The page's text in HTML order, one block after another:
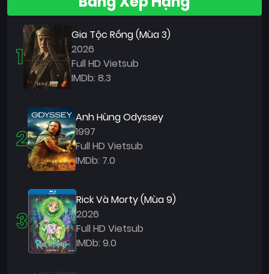
1
Gia Tộc Rồng (Mùa 3)
2026
Full HD Vietsub
IMDb: 8.3
2
Anh Hùng Odyssey
1997
Full HD Vietsub
IMDb: 7.0
3
Rick Và Morty (Mùa 9)
2026
Full HD Vietsub
IMDb: 9.0